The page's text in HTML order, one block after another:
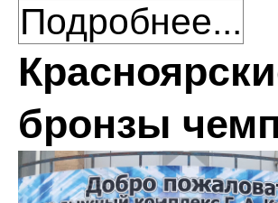
Подробнее...
бронзы